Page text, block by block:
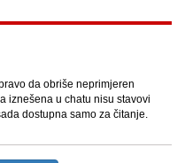
da obriše neprimjeren
iznešena u chatu nisu stavovi
dostupna samo za čitanje.